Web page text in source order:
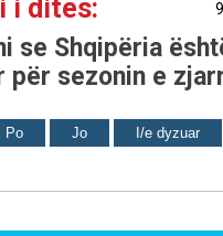
i ditës:
se Shqipëria
për sezonin e
Po Jo I/e dyzuar